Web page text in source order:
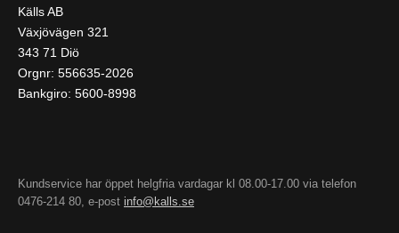
Källs AB
Växjövägen 321
343 71 Diö
Orgnr: 556635-2026
Bankgiro: 5600-8998
Kundservice har öppet helgfria vardagar kl 08.00-17.00 via telefon
0476-214 80, e-post info@kalls.se